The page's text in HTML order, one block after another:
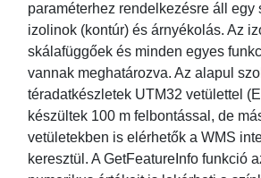
paraméterhez rendelkezésre áll egy
izolinok (kontúr) és árnyékolás. Az
skálafüggőek és minden egyes
vannak meghatározva. Az alapul
téradatkészletek UTM32 vetülettel
készültek 100 m felbontással, de
vetületekben is elérhetők a WMS
keresztül. A GetFeatureInfo funkció